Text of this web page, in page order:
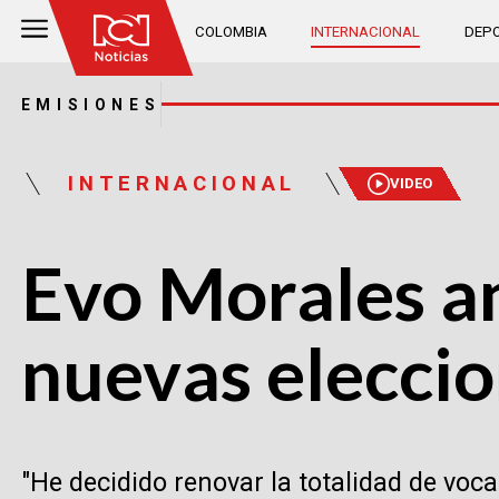
COLOMBIA INTERNACIONAL
EMISIONES
INTERNACIONAL VIDEO
Evo Morales
nuevas
"He decidido renovar la totalidad de